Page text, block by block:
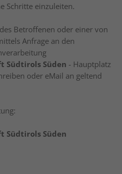
Schritte einzuleiten.
Betroffenen oder einer von
Anfrage an den
Südtirols Süden - Hauptplatz
oder eMail an geltend
Südtirols Süden